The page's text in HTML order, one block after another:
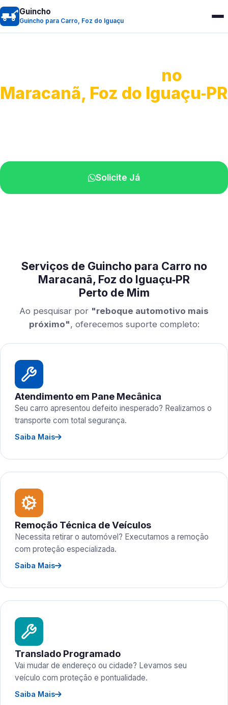
Guincho
Guincho para Carro, Foz do Iguaçu
no
Maracanã, Foz do Iguaçu‑PR
Solicite Já
Serviços de Guincho para Carro no
Maracanã, Foz do Iguaçu‑PR
Perto de Mim
Ao pesquisar por "reboque automotivo mais
próximo", oferecemos suporte completo:
Atendimento em Pane Mecânica
Seu carro apresentou defeito inesperado? Realizamos o
transporte com total segurança.
Saiba Mais
Remoção Técnica de Veículos
Necessita retirar o automóvel? Executamos a remoção
com proteção especializada.
Saiba Mais
Translado Programado
Vai mudar de endereço ou cidade? Levamos seu
veículo com proteção e pontualidade.
Saiba Mais